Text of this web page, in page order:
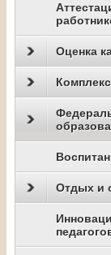
Оценка
Отдых и